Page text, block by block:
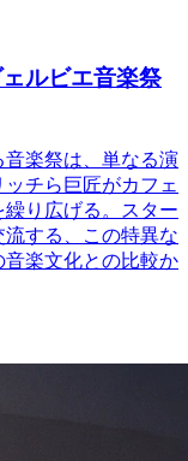
ルビエ音楽祭
楽祭は、単なる演
チら巨匠がカフェ
り広げる。スター
する、この特異な
音楽文化との比較か